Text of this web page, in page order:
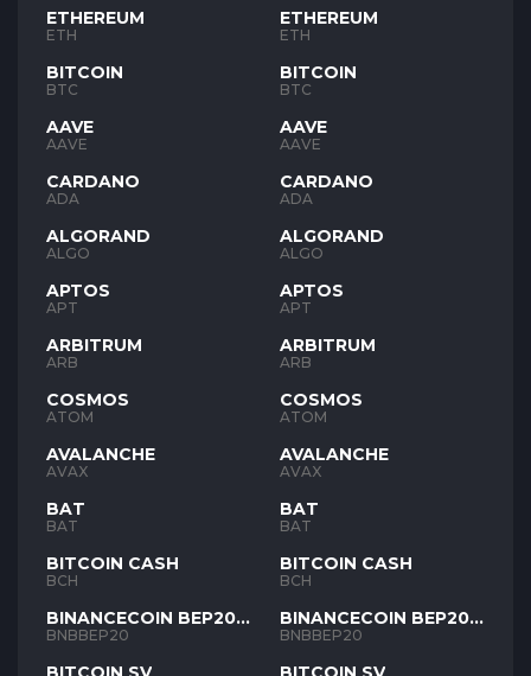
ETHEREUM
ETH
BITCOIN
BTC
AAVE
AAVE
CARDANO
ADA
ALGORAND
ALGO
APTOS
APT
ARBITRUM
ARB
COSMOS
ATOM
AVALANCHE
AVAX
BAT
BAT
BITCOIN CASH
BCH
BINANCECOIN BEP20
BNB
BNBBEP20
ETHEREUM
ETH
BITCOIN
BTC
AAVE
AAVE
CARDANO
ADA
ALGORAND
ALGO
APTOS
APT
ARBITRUM
ARB
COSMOS
ATOM
AVALANCHE
AVAX
BAT
BAT
BITCOIN CASH
BCH
BINANCECOIN BEP20
BNB
BNBBEP20